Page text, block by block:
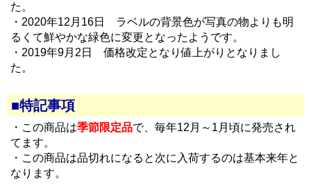
た。
・2020年12月16日 ラベルの背景色が写真の物よりも明
るくて鮮やかな緑色に変更となったようです。
・2019年9月2日 価格改定となり値上がりとなりまし
た。
■特記事項
・この商品は季節限定品で、毎年12月～1月頃に発売され
てます。
・この商品は品切れになると次に入荷するのは基本来年と
なります。